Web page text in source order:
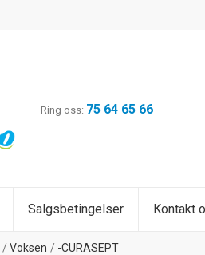
Ring oss: 75 64 65 66
Salgsbetingelser Kontakt
Voksen -CURASEPT